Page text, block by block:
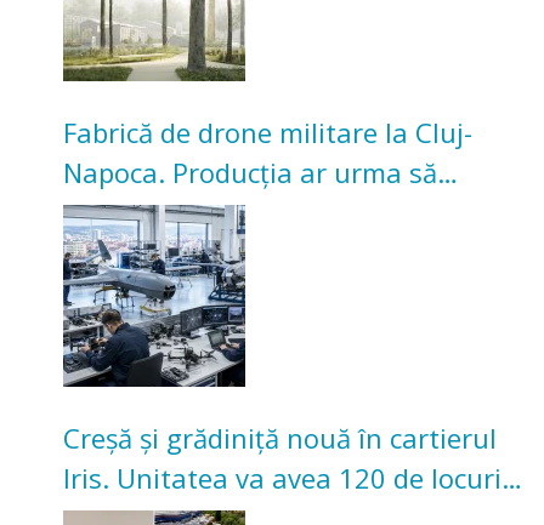
Fabrică de drone militare la Cluj-
Napoca. Producția ar urma să
înceapă în toamna acestui an
Creșă și grădiniță nouă în cartierul
Iris. Unitatea va avea 120 de locuri